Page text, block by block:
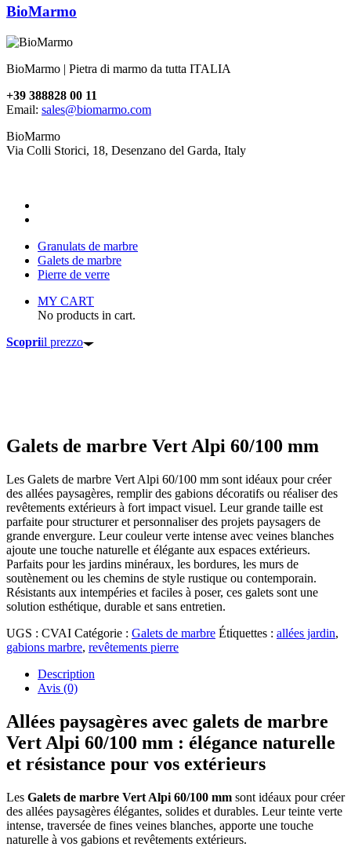
BioMarmo
BioMarmo | Pietra di marmo da tutta ITALIA
+39 388828 00 11
Email: sales@biomarmo.com
BioMarmo
Via Colli Storici, 18, Desenzano del Garda, Italy
Granulats de marbre
Galets de marbre
Pierre de verre
MY CART
No products in cart.
Scopriil prezzo
Galets de marbre Vert Alpi 60/100 mm
Les Galets de marbre Vert Alpi 60/100 mm sont idéaux pour créer
des allées paysagères, remplir des gabions décoratifs ou réaliser des
revêtements extérieurs à fort impact visuel. Leur grande taille est
parfaite pour structurer et personnaliser des projets paysagers de
grande envergure. Leur couleur verte intense avec veines blanches
ajoute une touche naturelle et élégante aux espaces extérieurs.
Parfaits pour les jardins minéraux, les bordures, les murs de
soutènement ou les chemins de style rustique ou contemporain.
Résistants aux intempéries et faciles à poser, ces galets sont une
solution esthétique, durable et sans entretien.
UGS : CVAI Catégorie : Galets de marbre Étiquettes : allées jardin,
gabions marbre, revêtements pierre
Description
Avis (0)
Allées paysagères avec galets de marbre
Vert Alpi 60/100 mm : élégance naturelle
et résistance pour vos extérieurs
Les Galets de marbre Vert Alpi 60/100 mm sont idéaux pour créer
des allées paysagères élégantes, solides et durables. Leur teinte verte
intense, traversée de fines veines blanches, apporte une touche
naturelle à vos gabions et revêtements extérieurs.